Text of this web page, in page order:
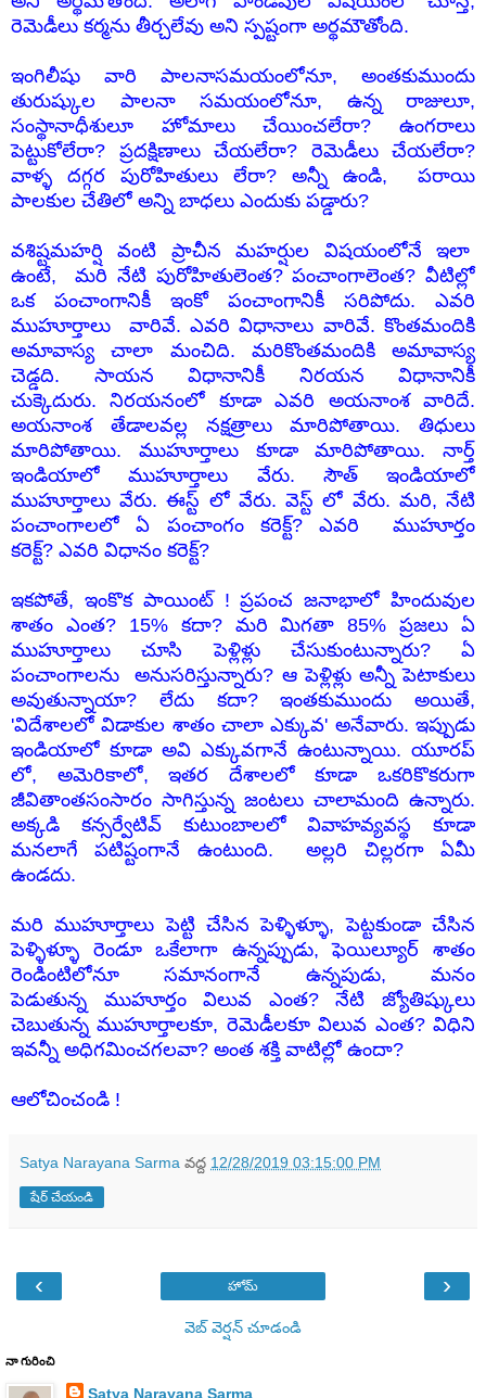
రెమెడీలు కర్మను తీర్చలేవు అని స్పష్టంగా అర్థమౌతోంది.
ఇంగిలీషు వారి పాలనాసమయంలోనూ, అంతకుముందు
తురుష్కుల పాలనా సమయంలోనూ, ఉన్న రాజులూ,
సంస్థానాధీశులూ హోమాలు చేయించలేరా? ఉంగరాలు
పెట్టుకోలేరా? ప్రదక్షిణాలు చేయలేరా? రెమెడీలు చేయలేరా?
వాళ్ళ దగ్గర పురోహితులు లేరా? అన్నీ ఉండి, పరాయి
పాలకుల చేతిలో అన్ని బాధలు ఎందుకు పడ్డారు?
వశిష్టమహర్షి వంటి ప్రాచీన మహర్షుల విషయంలోనే ఇలా
ఉంటే, మరి నేటి పురోహితులెంత? పంచాంగాలెంత? వీటిల్లో
ఒక పంచాంగానికీ ఇంకో పంచాంగానికీ సరిపోదు. ఎవరి
ముహూర్తాలు వారివే. ఎవరి విధానాలు వారివే. కొంతమందికి
అమావాస్య చాలా మంచిది. మరికొంతమందికి అమావాస్య
చెడ్డది. సాయన విధానానికీ నిరయన విధానానికీ
చుక్కెదురు. నిరయనంలో కూడా ఎవరి అయనాంశ వారిదే.
అయనాంశ తేడాలవల్ల నక్షత్రాలు మారిపోతాయి. తిధులు
మారిపోతాయి. ముహూర్తాలు కూడా మారిపోతాయి. నార్త్
ఇండియాలో ముహూర్తాలు వేరు. సౌత్ ఇండియాలో
ముహూర్తాలు వేరు. ఈస్ట్ లో వేరు. వెస్ట్ లో వేరు. మరి, నేటి
పంచాంగాలలో ఏ పంచాంగం కరెక్ట్? ఎవరి ముహూర్తం
కరెక్ట్? ఎవరి విధానం కరెక్ట్?
ఇకపోతే, ఇంకొక పాయింట్ ! ప్రపంచ జనాభాలో హిందువుల
శాతం ఎంత? 15% కదా? మరి మిగతా 85% ప్రజలు ఏ
ముహూర్తాలు చూసి పెళ్లిళ్లు చేసుకుంటున్నారు? ఏ
పంచాంగాలను అనుసరిస్తున్నారు? ఆ పెళ్లిళ్లు అన్నీ పెటాకులు
అవుతున్నాయా? లేదు కదా? ఇంతకుముందు అయితే,
'విదేశాలలో విడాకుల శాతం చాలా ఎక్కువ' అనేవారు. ఇప్పుడు
ఇండియాలో కూడా అవి ఎక్కువగానే ఉంటున్నాయి. యూరప్
లో, అమెరికాలో, ఇతర దేశాలలో కూడా ఒకరికొకరుగా
జీవితాంతసంసారం సాగిస్తున్న జంటలు చాలామంది ఉన్నారు.
అక్కడి కన్సర్వేటివ్ కుటుంబాలలో వివాహవ్యవస్థ కూడా
మనలాగే పటిష్టంగానే ఉంటుంది. అల్లరి చిల్లరగా ఏమీ
ఉండదు.
మరి ముహూర్తాలు పెట్టి చేసిన పెళ్ళిళ్ళూ, పెట్టకుండా చేసిన
పెళ్ళిళ్ళూ రెండూ ఒకేలాగా ఉన్నప్పుడు, ఫెయిల్యూర్ శాతం
రెండింటిలోనూ సమానంగానే ఉన్నపుడు, మనం
పెడుతున్న ముహూర్తం విలువ ఎంత?నేటి జ్యోతిష్కులు
చెబుతున్న ముహూర్తాలకూ, రెమెడీలకూ విలువ ఎంత? విధిని
ఇవన్నీ అధిగమించగలవా? అంత శక్తి వాటిల్లో ఉందా?
ఆలోచించండి !
Satya Narayana Sarma వద్ద 12/28/2019 03:15:00 PM
షేర్ చేయండి
‹ ›
హోమ్
వెబ్ వెర్షన్‌ చూడండి
నా గురించి
Satya Narayana Sarma